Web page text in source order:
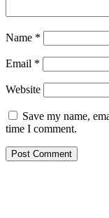
Name *
Email *
Website
Save my name,
time I comment.